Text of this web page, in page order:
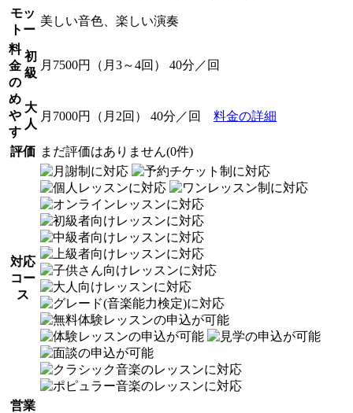
モッ
トー
美しい音色、楽しい演奏
料
金
の
め
や
す
初
級
月7500円（月3～4回） 40分／回
大
人
月7000円（月2回） 40分／回 料金の詳細
評価 まだ評価はありません(0件)
対応
コー
ス
営業